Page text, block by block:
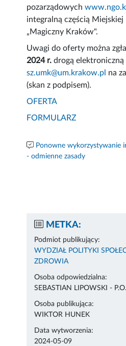
pozarządowych
integralną częścią
„Magiczny Kraków".
Uwagi do oferty można
2024 r.drogą elektroniczną
sz.umk@um.krakow.pl na
(skan z podpisem).
OFERTA
FORMULARZ
Ponowne wykorzystywanie
- odmienne zasady
METKA:
Podmiot publikujący:
WYDZIAŁ POLITYKI
ZDROWIA
Osoba odpowiedzialna:
SEBASTIAN LIPOWSKI -
Osoba publikująca:
WIKTOR HUNEK
Data wytworzenia:
2024-05-09